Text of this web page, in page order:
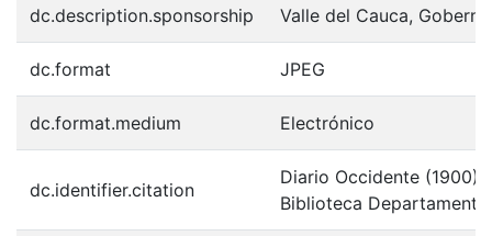
dc.description.sponsorship Valle del Cauca,
dc.format JPEG
dc.format.medium Electrónico
dc.identifier.citation
Diario Occidente (1900).
Biblioteca